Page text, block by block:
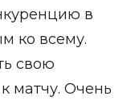
в
ко всему.
свою
матчу. Очень